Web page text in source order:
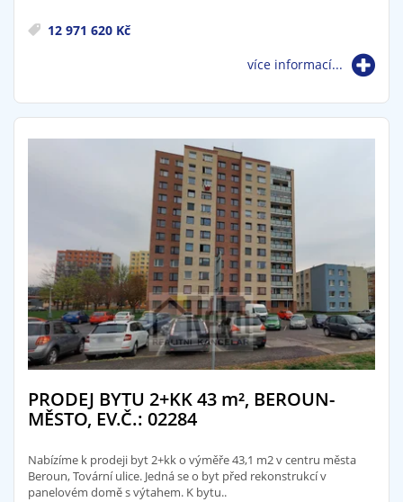
12 971 620 Kč
více informací...
PRODEJ BYTU 2+KK 43 m², BEROUN-
MĚSTO, EV.Č.: 02284
Nabízíme k prodeji byt 2+kk o výměře 43,1 m2 v centru města
Beroun, Tovární ulice. Jedná se o byt před rekonstrukcí v
panelovém domě s výtahem. K bytu..